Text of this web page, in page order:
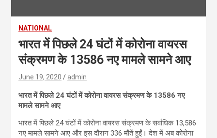
NATIONAL
भारत में पिछले 24 घंटों में कोरोना वायरस
संक्रमण के 13586 नए मामले सामने आए
June 19, 2020 admin
भारत में पिछले 24 घंटों में कोरोना वायरस संक्रमण के 13586 नए
मामले सामने आए
भारत में पिछले 24 घंटों में कोरोना वायरस संक्रमण के सर्वाधिक 13,586
नए मामले सामने आए और इस दौरान 336 मौतें हुईं। देश में अब कोरोना